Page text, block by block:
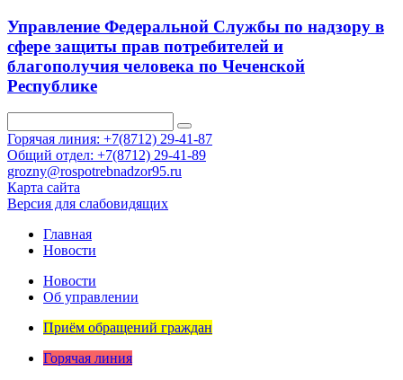
Управление Федеральной Службы по надзору в
сфере защиты прав потребителей и
благополучия человека по Чеченской
Республике
Горячая линия: +7(8712) 29-41-87
Общий отдел: +7(8712) 29-41-89
grozny@rospotrebnadzor95.ru
Карта сайта
Версия для слабовидящих
Главная
Новости
Новости
Об управлении
Приём обращений граждан
Горячая линия